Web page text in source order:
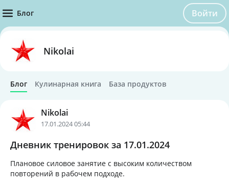
Блог Войти
Nikolai
Блог Кулинарная книга База продуктов
Nikolai
17.01.2024 05:44
Дневник тренировок за 17.01.2024
Плановое силовое занятие с высоким количеством
повторений в рабочем подходе.